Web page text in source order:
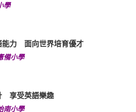
學
能力 面向世界培育優才
備小學
享受英語樂趣
南小學